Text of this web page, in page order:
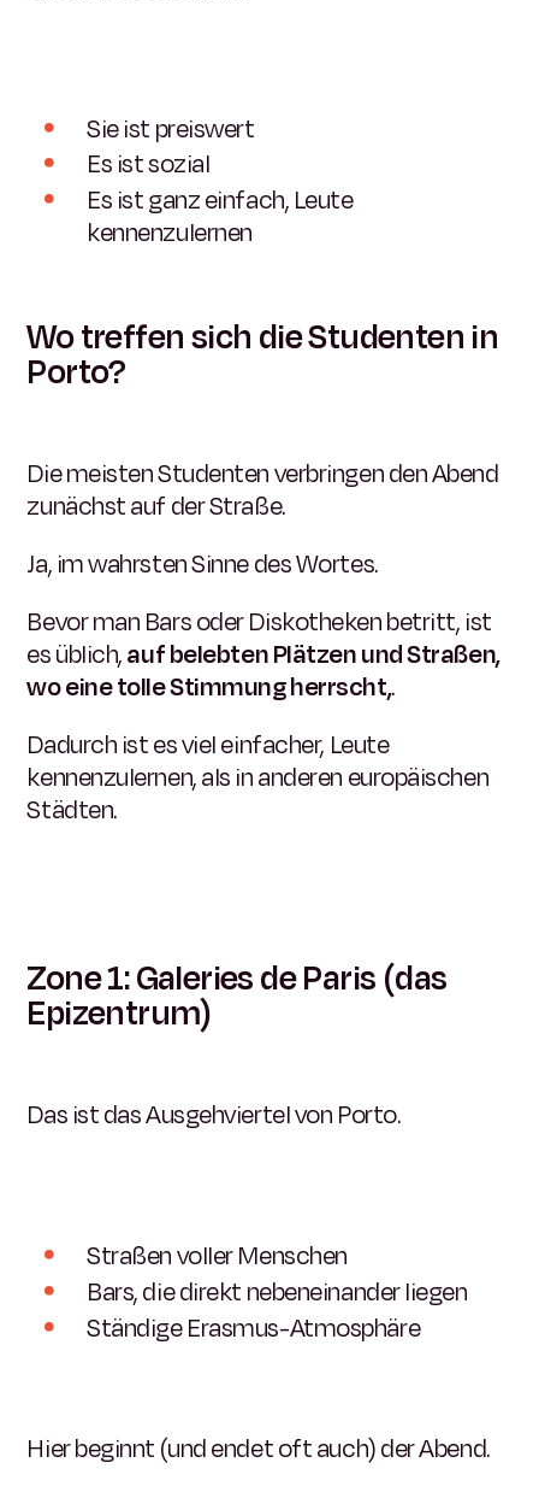
Sie ist preiswert
Es ist sozial
Es ist ganz einfach, Leute
kennenzulernen
Wo treffen sich die Studenten in
Porto?
Die meisten Studenten verbringen den Abend
zunächst auf der Straße.
Ja, im wahrsten Sinne des Wortes.
Bevor man Bars oder Diskotheken betritt, ist
es üblich,auf belebten Plätzen und Straßen,
wo eine tolle Stimmung herrscht,.
Dadurch ist es viel einfacher, Leute
kennenzulernen, als in anderen europäischen
Städten.
Zone 1: Galeries de Paris (das
Epizentrum)
Das ist das Ausgehviertel von Porto.
Straßen voller Menschen
Bars, die direkt nebeneinander liegen
Ständige Erasmus-Atmosphäre
Hier beginnt (und endet oft auch) der Abend.